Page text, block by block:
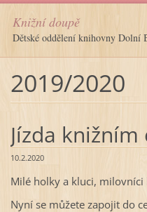
Knižní doupě
Dětské oddělení knihovny Dolní
2019/2020
Jízda
10.2.2020
Milé holky a kluci, milovníci
Nyní se můžete zapojit do